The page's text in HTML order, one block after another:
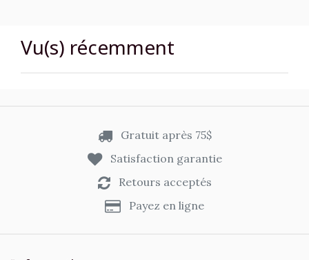
Vu(s) récemment
Gratuit après 75$
Satisfaction garantie
Retours acceptés
Payez en ligne